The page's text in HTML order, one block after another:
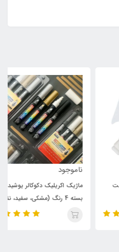
ناموجود
ماژیک اکریلیک دکوکالر یوشیدا -
بسته 4 رنگ (مشکی، سفید، نقره
ای و طلایی)